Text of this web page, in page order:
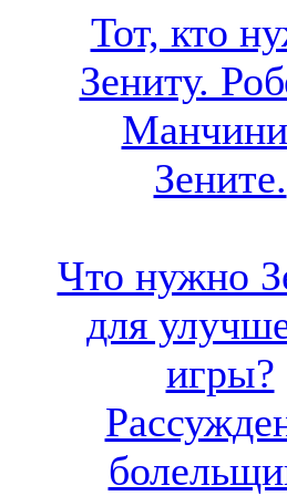
Тот, кто
Зениту.
Зените.
Что нужно
для
игры?